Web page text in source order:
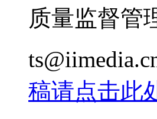
质量监督管
稿请点击此